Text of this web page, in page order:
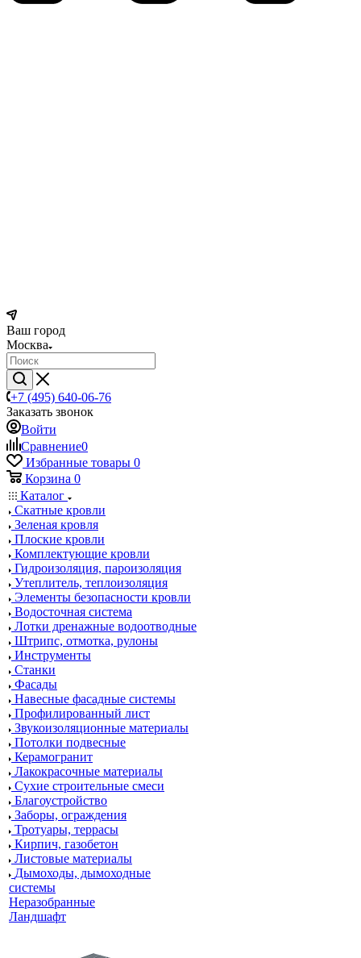
Ваш город
Москва
+7 (495) 640-06-76
Заказать звонок
Войти
Сравнение0
Избранные товары 0
Корзина 0
Каталог
Скатные кровли
Зеленая кровля
Плоские кровли
Комплектующие кровли
Гидроизоляция, пароизоляция
Утеплитель, теплоизоляция
Элементы безопасности кровли
Водосточная система
Лотки дренажные водоотводные
Штрипс, отмотка, рулоны
Инструменты
Станки
Фасады
Навесные фасадные системы
Профилированный лист
Звукоизоляционные материалы
Потолки подвесные
Керамогранит
Лакокрасочные материалы
Сухие строительные смеси
Благоустройство
Заборы, ограждения
Тротуары, террасы
Кирпич, газобетон
Листовые материалы
Дымоходы, дымоходные
системы
Неразобранные
Ландшафт